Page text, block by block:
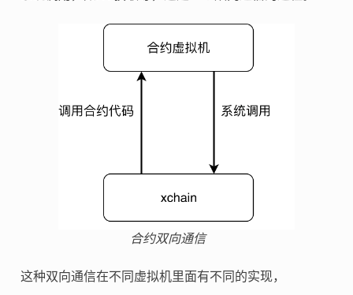
合约双向通信
这种双向通信在不同虚拟机里面有不同的实现，